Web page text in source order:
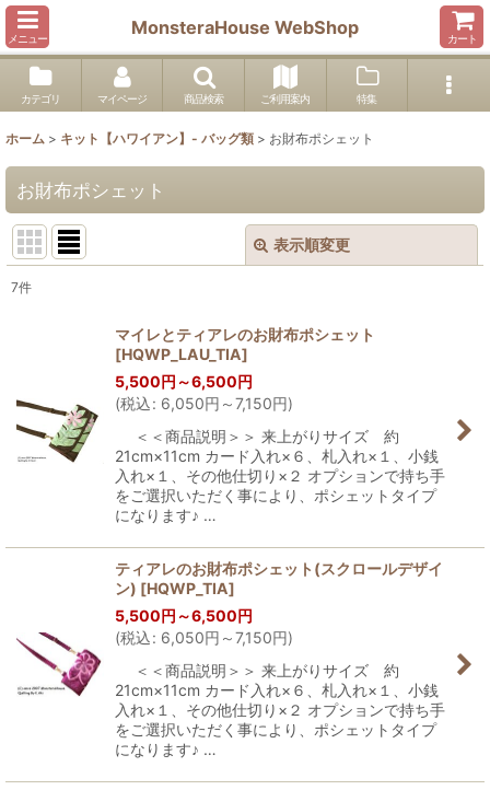
メニュー
MonsteraHouse WebShop
カート
カテゴリ マイページ 商品検索 ご利用案内 特集
ホーム > キット【ハワイアン】- バッグ類 > お財布ポシェット
お財布ポシェット
表示順変更
絞り込む
7件
マイレとティアレのお財布ポシェット
[HQWP_LAU_TIA]
5,500円 ～6,500円
(税込: 6,050円 ～7,150円)
＜＜商品説明＞＞ 来上がりサイズ 約
21cm×11cm カード入れ×６、札入れ×１、小銭
入れ×１、その他仕切り×２ オプションで持ち手
をご選択いただく事により、ポシェットタイプ
になります♪ …
ティアレのお財布ポシェット(スクロールデザイ
ン) [HQWP_TIA]
5,500円 ～6,500円
(税込: 6,050円 ～7,150円)
＜＜商品説明＞＞ 来上がりサイズ 約
21cm×11cm カード入れ×６、札入れ×１、小銭
入れ×１、その他仕切り×２ オプションで持ち手
をご選択いただく事により、ポシェットタイプ
になります♪ …